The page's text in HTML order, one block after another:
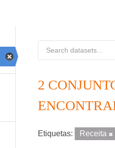
2
Etiquetas: Receita